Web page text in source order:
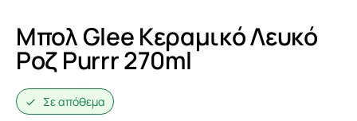
Μπολ Glee Κεραμικό Λευκό
Ροζ Purrr 270ml
Σε απόθεμα